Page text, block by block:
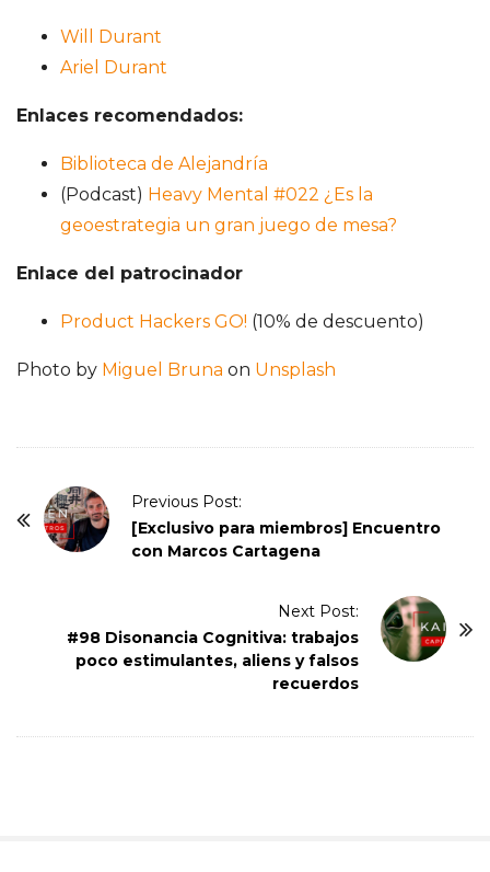
Will Durant
Ariel Durant
Enlaces recomendados:
Biblioteca de Alejandría
(Podcast) Heavy Mental #022 ¿Es la
geoestrategia un gran juego de mesa?
Enlace del patrocinador
Product Hackers GO! (10% de descuento)
Photo by Miguel Bruna on Unsplash
Previous Post:
[Exclusivo para miembros] Encuentro
con Marcos Cartagena
Next Post:
#98 Disonancia Cognitiva: trabajos
poco estimulantes, aliens y falsos
recuerdos